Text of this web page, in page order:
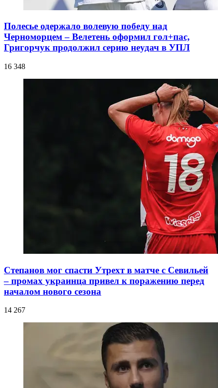
Полесье одержало волевую победу над
Черноморцем – Велетень оформил гол+пас,
Григорчук продолжил серию неудач в УПЛ
16 348
Степанов мог спасти Утрехт в матче с Севильей
– промах украинца привел к поражению перед
началом нового сезона
14 267